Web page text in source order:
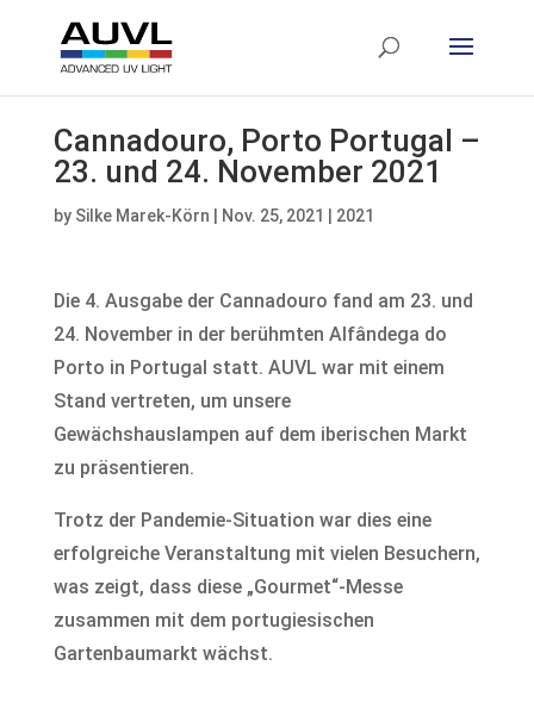
Cannadouro, Porto Portugal –
23. und 24. November 2021
by Silke Marek-Körn Nov. 25, 2021 2021
Die 4. Ausgabe der Cannadouro fand am 23. und
24. November in der berühmten Alfândega do
Porto in Portugal statt. AUVL war mit einem
Stand vertreten, um unsere
Gewächshauslampen auf dem iberischen Markt
zu präsentieren.
Trotz der Pandemie-Situation war dies eine
erfolgreiche Veranstaltung mit vielen Besuchern,
was zeigt, dass diese „Gourmet“-Messe
zusammen mit dem portugiesischen
Gartenbaumarkt wächst.